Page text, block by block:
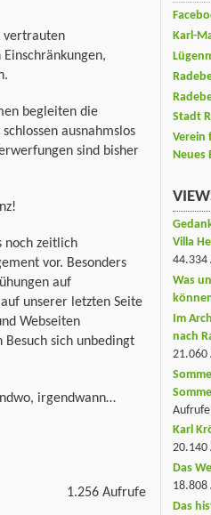
vertrauten
begleiten die
ausnahmslos
sind bisher
noch zeitlich
vor. Besonders
auf
unserer letzten Seite
Webseiten
sich unbedingt
irgendwann…
1.256 Aufrufe
Karl-
Stadt
Verein
Neues
Villa
44.334
Was
Im
nach
21.060
Aufrufe
Karl
20.140
Das
18.808
Das